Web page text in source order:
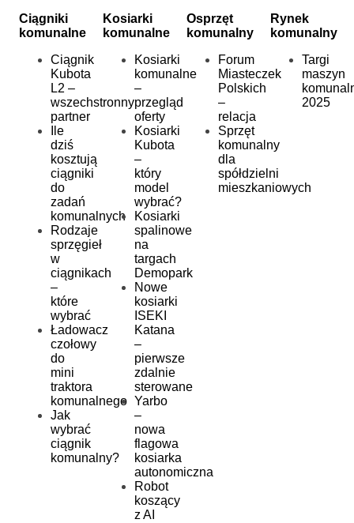
Ciągniki
komunalne
Ciągnik
Kubota
L2 –
wszechstronny
partner
Ile
dziś
kosztują
ciągniki
do
zadań
komunalnych
Rodzaje
sprzęgieł
w
ciągnikach
–
które
wybrać
Ładowacz
czołowy
do
mini
traktora
komunalnego
Jak
wybrać
ciągnik
komunalny?
Kosiarki
komunalne
Kosiarki
komunalne
–
przegląd
oferty
Kosiarki
Kubota
–
który
model
wybrać?
Kosiarki
spalinowe
na
targach
Demopark
Nowe
kosiarki
ISEKI
Katana
–
pierwsze
zdalnie
sterowane
Yarbo
–
nowa
flagowa
kosiarka
autonomiczna
Robot
koszący
z AI
Osprzęt
komunalny
Forum
Miasteczek
Polskich
–
relacja
Sprzęt
komunalny
dla
spółdzielni
mieszkaniowych
Rynek
komunalny
Targi
maszyn
2025